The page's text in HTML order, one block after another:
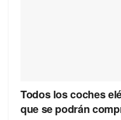
Todos los coches
que se podrán